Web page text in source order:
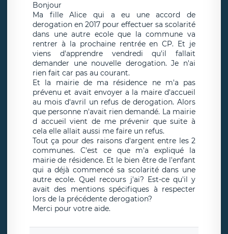
Bonjour
Ma fille Alice qui a eu une accord de
derogation en 2017 pour effectuer sa scolarité
dans une autre ecole que la commune va
rentrer à la prochaine rentrée en CP. Et je
viens d'apprendre vendredi qu'il fallait
demander une nouvelle derogation. Je n'ai
rien fait car pas au courant.
Et la mairie de ma résidence ne m'a pas
prévenu et avait envoyer a la maire d'accueil
au mois d'avril un refus de derogation. Alors
que personne n'avait rien demandé. La mairie
d accueil vient de me prévenir que suite à
cela elle allait aussi me faire un refus.
Tout ça pour des raisons d'argent entre les 2
communes. C'est ce que m'a expliqué la
mairie de résidence. Et le bien être de l'enfant
qui a déjà commencé sa scolarité dans une
autre ecole. Quel recours j'ai? Est-ce qu'il y
avait des mentions spécifiques à respecter
lors de la précédente derogation?
Merci pour votre aide.